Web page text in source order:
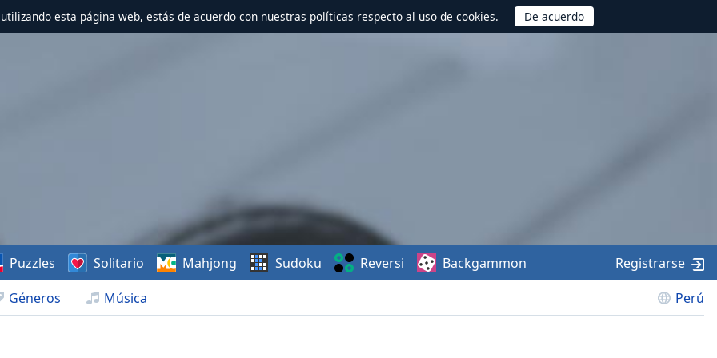
esta página web, estás de acuerdo con nuestras políticas respecto al uso de cookies.
Géneros Música Perú
Puzzles Solitario Mahjong Sudoku Reversi Backgammon Registrarse